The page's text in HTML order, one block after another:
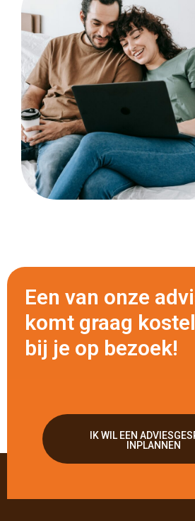
Een van onze
komt graag
bij je op bezoek!
IK WIL EEN
INPLANNEN